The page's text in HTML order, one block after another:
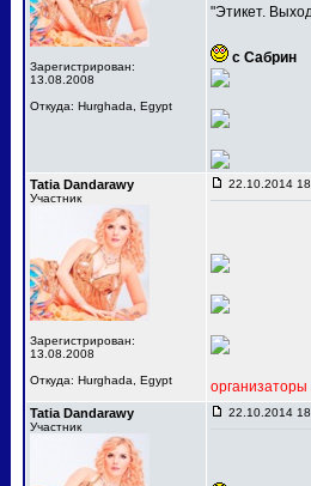
Зарегистрирован:
13.08.2008
Откуда: Hurghada, Egypt
"Этикет.
с Сабрин
Tatia Dandarawy
Участник
Зарегистрирован:
13.08.2008
Откуда: Hurghada, Egypt
22.10.2014
организаторы
Tatia Dandarawy
Участник
22.10.2014